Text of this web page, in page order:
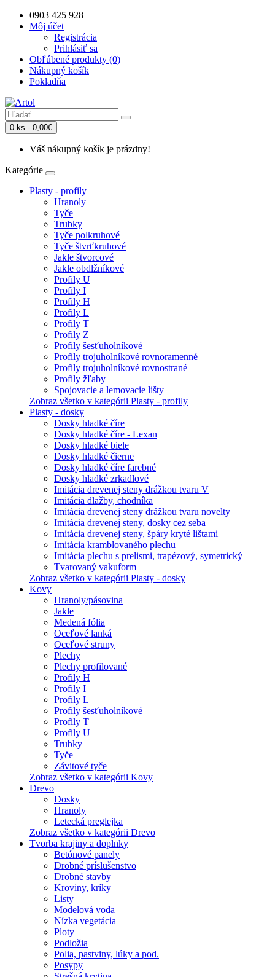
0903 425 928
Môj účet
Registrácia
Prihlásiť sa
Obľúbené produkty (0)
Nákupný košík
Pokladňa
0 ks - 0,00€
Váš nákupný košík je prázdny!
Kategórie
Plasty - profily
Hranoly
Tyče
Trubky
Tyče polkruhové
Tyče štvrťkruhové
Jakle štvorcové
Jakle obdlžníkové
Profily U
Profily I
Profily H
Profily L
Profily T
Profily Z
Profily šesťuholníkové
Profily trojuholníkové rovnoramenné
Profily trojuholníkové rovnostrané
Profily žľaby
Spojovacie a lemovacie lišty
Zobraz všetko v kategórii Plasty - profily
Plasty - dosky
Dosky hladké číre
Dosky hladké číre - Lexan
Dosky hladké biele
Dosky hladké čierne
Dosky hladké číre farebné
Dosky hladké zrkadlové
Imitácia drevenej steny drážkou tvaru V
Imitácia dlažby, chodníka
Imitácia drevenej steny drážkou tvaru novelty
Imitácia drevenej steny, dosky cez seba
Imitácia drevenej steny, špáry kryté lištami
Imitácia kramblovaného plechu
Imitácia plechu s prelismi, trapézový, symetrický
Tvarovaný vakuform
Zobraz všetko v kategórii Plasty - dosky
Kovy
Hranoly/pásovina
Jakle
Medená fólia
Oceľové lanká
Oceľové struny
Plechy
Plechy profilované
Profily H
Profily I
Profily L
Profily šesťuholníkové
Profily T
Profily U
Trubky
Tyče
Závitové tyče
Zobraz všetko v kategórii Kovy
Drevo
Dosky
Hranoly
Letecká preglejka
Zobraz všetko v kategórii Drevo
Tvorba krajiny a doplnky
Betónové panely
Drobné príslušenstvo
Drobné stavby
Kroviny, kríky
Listy
Modelová voda
Nízka vegetácia
Ploty
Podložia
Polia, pastviny, lúky a pod.
Posypy